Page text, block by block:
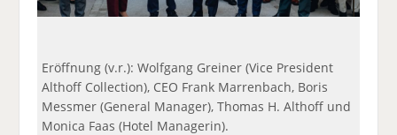
Eröffnung (v.r.): Wolfgang Greiner (Vice President
Althoff Collection), CEO Frank Marrenbach, Boris
Messmer (General Manager), Thomas H. Althoff und
Monica Faas (Hotel Managerin).